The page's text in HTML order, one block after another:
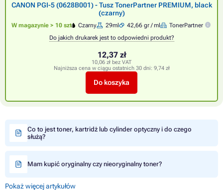
CANON PGI-5 (0628B001) - Tusz TonerPartner PREMIUM, black
(czarny)
W magazynie > 10 szt Czarny 29ml 42,66 gr / ml
TonerPartner
Do jakich drukarek jest to odpowiedni produkt?
12,37 zł
10,06 zł bez VAT
Najniższa cena w ciągu ostatnich 30 dni: 9,74 zł
Do koszyka
Co to jest toner, kartridż lub cylinder optyczny i do czego
służą?
Mam kupić oryginalny czy nieoryginalny toner?
Pokaż więcej artykułów